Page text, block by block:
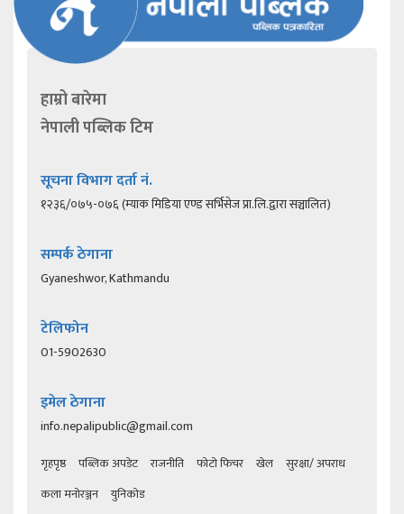
हाम्रो बारेमा
नेपाली पब्लिक टिम
सूचना विभाग दर्ता नं.
१२३६/०७५-०७६ (म्याक मिडिया एण्ड सर्भिसेज प्रा.लि.द्वारा सञ्चालित)
सम्पर्क ठेगाना
Gyaneshwor, Kathmandu
टेलिफोन
01-5902630
इमेल ठेगाना
info.nepalipublic@gmail.com
गृहपृष्ठ पब्लिक अपडेट राजनीति फोटो फिचर खेल
सुरक्षा/ अपराध
कला मनोरञ्जन
युनिकोड